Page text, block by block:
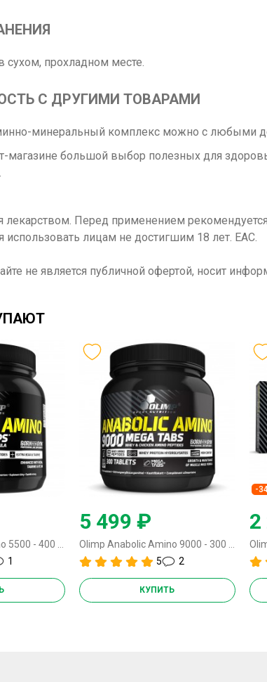
сухом, прохладном месте.
С ДРУГИМИ ТОВАРАМИ
минеральный комплекс можно с любыми
магазине большой выбор полезных для
лекарством. Перед применением
использовать лицам не достигшим 18 лет. ЕАС.
не является публичной офертой, носит
1
5 499 ₽
5
2
КУПИТЬ
-
2